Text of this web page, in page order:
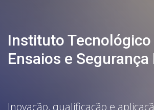
Instituto Tecnológico
Ensaios e
Inovação, qualificação e